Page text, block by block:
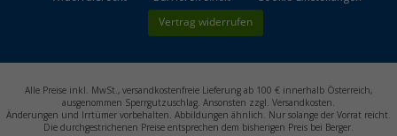
Vertrag widerrufen
Alle Preise inkl. MwSt., versandkostenfreie Lieferung ab 100 € innerhalb Österreich,
ausgenommen Sperrgutzuschlag. Ansonsten zzgl. Versandkosten.
Änderungen und Irrtümer vorbehalten. Abbildungen ähnlich. Nur solange der Vorrat reicht.
Die durchgestrichenen Preise entsprechen dem bisherigen Preis bei Berger.